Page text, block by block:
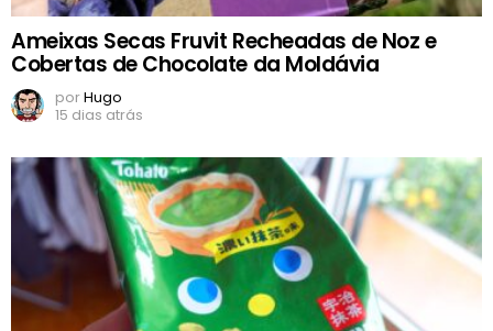
Ameixas Secas Fruvit Recheadas de Noz e
Cobertas de Chocolate da Moldávia
porHugo
15 dias atrás